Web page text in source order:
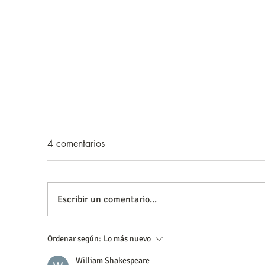
10 consejos para humanizar
4 comentarios
Escribir un comentario...
Ordenar según: Lo más nuevo
William Shakespeare